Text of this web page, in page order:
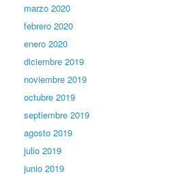
marzo 2020
febrero 2020
enero 2020
diciembre 2019
noviembre 2019
octubre 2019
septiembre 2019
agosto 2019
julio 2019
junio 2019